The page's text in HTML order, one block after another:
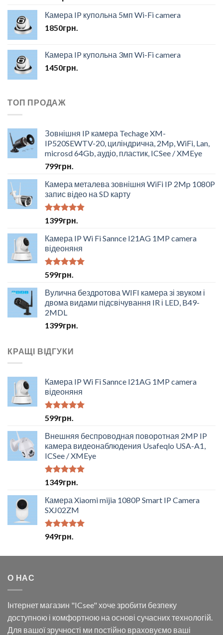
Камера IP купольна 5мп Wi-Fi camera
1850грн.
Камера IP купольна 3мп Wi-Fi camera
1450грн.
ТОП ПРОДАЖ
Зовнішня IP камера Techage XM-
IP520SEWTV-20, циліндрична, 2Mp, WiFi, Lan,
microsd 64Gb, аудіо, пластик, ICSee / XMEye
799грн.
Камера металева зовнішня WiFi IP 2Mp 1080P
запис відео на SD карту
Оцінено в
з 5
1399грн.
Камера IP Wi Fi Sannce I21AG 1MP camera
відеоняня
Оцінено в
з 5
599грн.
Вулична бездротова WIFI камера зі звуком і
двома видами підсвічування IR і LED, B49-
2MDL
1399грн.
КРАЩІ ВІДГУКИ
Камера IP Wi Fi Sannce I21AG 1MP camera
відеоняня
Оцінено в
з 5
599грн.
Внешняя беспроводная поворотная 2MP IP
камера видеонаблюдения Usafeqlo USA-A1,
ICSee / XMEye
Оцінено в
з 5
1349грн.
Камера Xiaomi mijia 1080P Smart IP Camera
SXJ02ZM
Оцінено в
з 5
949грн.
О НАС
Інтернет магазин "ICsee" хоче зробити безпеку
доступною і комфортною на основі сучасних технологій.
Для вашої зручності ми постійно враховуємо ваші